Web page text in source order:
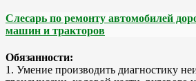
Слесарь по ремонту автомобилей
машин и тракторов
Обязанности:
1. Умение производить диагностику